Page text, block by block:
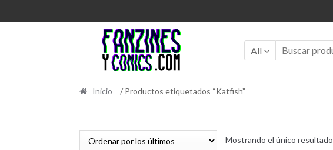
a
navegación
al
contenido
All
Inicio / Productos etiquetados “Katfish”
Mostrando el único resultado